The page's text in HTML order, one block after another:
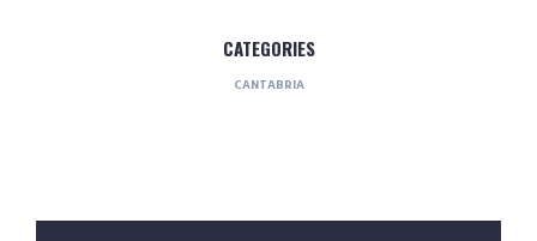
CATEGORIES
CANTABRIA